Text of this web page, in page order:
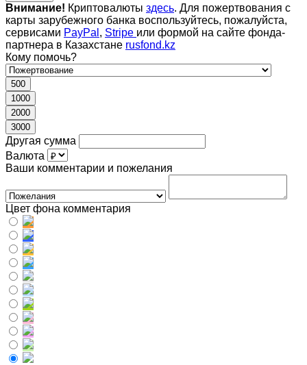
Внимание! Криптовалюты здесь. Для пожертвования с
карты зарубежного банка воспользуйтесь, пожалуйста,
сервисами PayPal , Stripe или формой на сайте фонда-
партнера в Казахстане rusfond.kz
Кому помочь?
500
1000
2000
3000
Другая сумма
Валюта
Ваши комментарии и пожелания
Цвет фона комментария